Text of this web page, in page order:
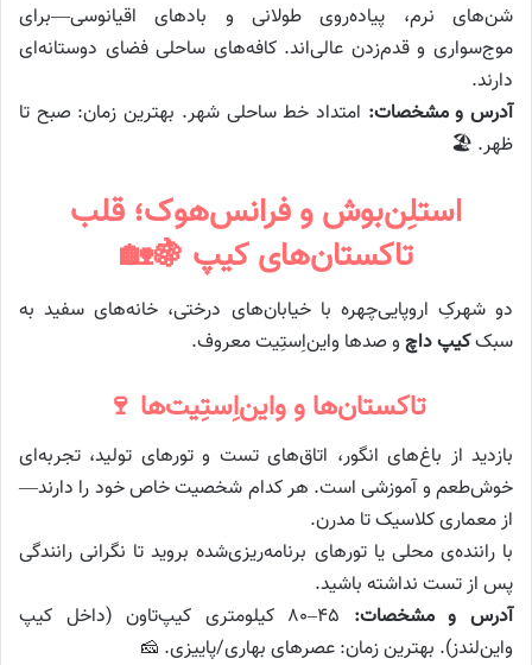
شن‌های نرم، پیاده‌روی طولانی و بادهای اقیانوسی—برای
موج‌سواری و قدم‌زدن عالی‌اند. کافه‌های ساحلی فضای دوستانه‌ای
دارند.
آدرس و مشخصات: امتداد خط ساحلی شهر. بهترین زمان: صبح تا
ظهر. 🏖️
استلِن‌بوش و فرانس‌هوک؛ قلب
تاکستان‌های کیپ 🍇🏡
دو شهرکِ اروپایی‌چهره با خیابان‌های درختی، خانه‌های سفید به
سبککیپ داچ و صدها واین‌اِستِیت معروف.
تاکستان‌ها و واین‌اِستِیت‌ها 🍷
بازدید از باغ‌های انگور، اتاق‌های تست و تورهای تولید، تجربه‌ای
خوش‌طعم و آموزشی است. هر کدام شخصیت خاص خود را دارند—
از معماری کلاسیک تا مدرن.
با راننده‌ی محلی یا تورهای برنامه‌ریزی‌شده بروید تا نگرانی رانندگی
پس از تست نداشته باشید.
آدرس و مشخصات:
۴۵–۸۰ کیلومتری کیپ‌تاون (داخل کیپ
واین‌لندز). بهترین زمان: عصرهای بهاری/پاییزی. 🧀